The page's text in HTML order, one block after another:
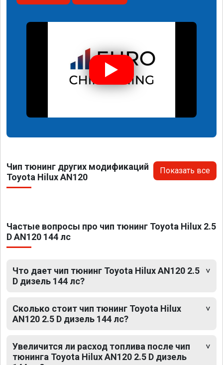
Чип тюнинг других модификаций
Toyota Hilux AN120
Показать все
Частые вопросы про чип тюнинг Toyota Hilux 2.5
D AN120 144 лс
Что дает чип тюнинг Toyota Hilux AN120 2.5
D дизель 144 лс?
Сколько стоит чип тюнинг Toyota Hilux
AN120 2.5 D дизель 144 лс?
Увеличится ли расход топлива после чип
тюнинга Toyota Hilux AN120 2.5 D дизель